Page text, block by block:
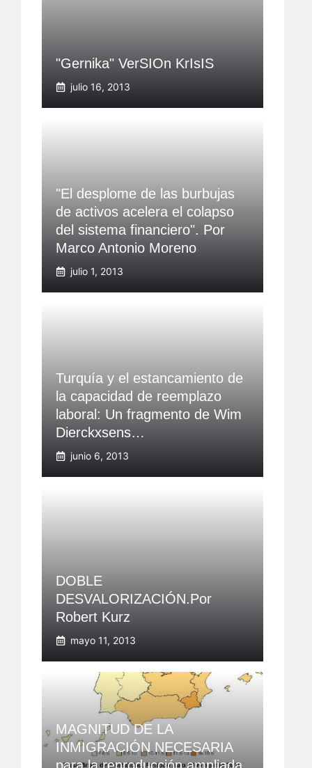
"Gernika" VerSIOn KrIsIS
julio 16, 2013
"El desplome de las burbujas
de activos acelera el colapso
del sistema financiero". Por
Marco Antonio Moreno
julio 1, 2013
Turquía y el estancamiento de
la capacidad de reemplazo
laboral: Un fragmento de Wim
Dierckxsens…
junio 6, 2013
DOBLE
DESVALORIZACIÓN.Por
Robert Kurz
mayo 11, 2013
MAGNITUD DE LA
INMIGRACIÓN NECESARIA